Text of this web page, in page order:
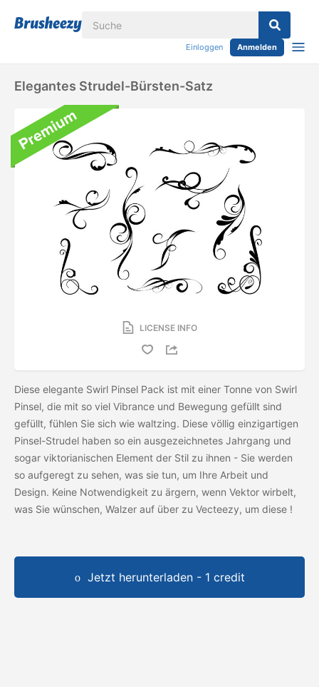
Einloggen Anmelden
Elegantes Strudel-Bürsten-Satz
LICENSE INFO
Diese elegante Swirl Pinsel Pack ist mit einer Tonne von Swirl
Pinsel, die mit so viel Vibrance und Bewegung gefüllt sind
gefüllt, fühlen Sie sich wie waltzing. Diese völlig einzigartigen
Pinsel-Strudel haben so ein ausgezeichnetes Jahrgang und
sogar viktorianischen Element der Stil zu ihnen - Sie werden
so aufgeregt zu sehen, was sie tun, um Ihre Arbeit und
Design. Keine Notwendigkeit zu ärgern, wenn Vektor wirbelt,
was Sie wünschen, Walzer auf über zu Vecteezy, um diese !
Jetzt herunterladen - 1 credit